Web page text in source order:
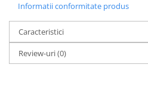
Surse
Carcase
Coolere CPU
Ventilatoare
Informatii conformitate produs
Caracteristici
Review-uri(0)